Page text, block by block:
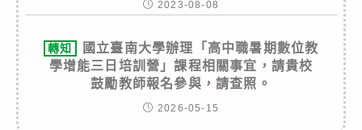
2023-08-08
轉知
國立臺南大學辦理「高中職暑期數位教
學增能三日培訓營」課程相關事宜，請貴校
鼓勵教師報名參與，請查照。
2026-05-15